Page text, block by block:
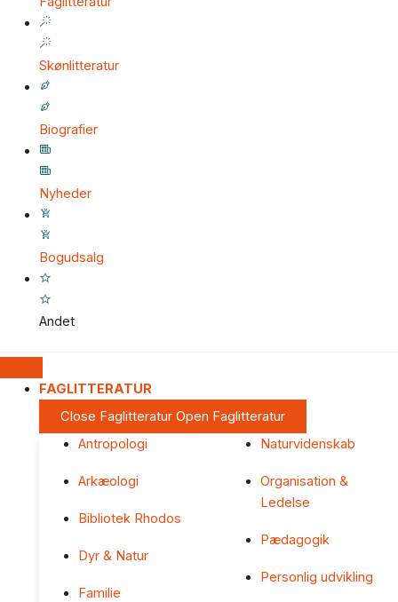
Skønlitteratur
Biografier
Nyheder
Bogudsalg
Andet
FAGLITTERATUR
Close Faglitteratur Open Faglitteratur
Antropologi
Arkæologi
Bibliotek Rhodos
Dyr & Natur
Familie
Naturvidenskab
Organisation &
Ledelse
Pædagogik
Personlig udvikling